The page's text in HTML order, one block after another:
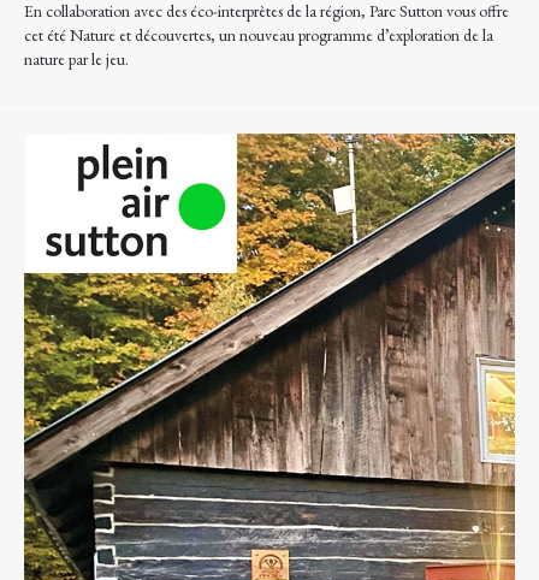
En collaboration avec des éco-interprètes de la région, Parc Sutton vous offre
cet été Nature et découvertes, un nouveau programme d’exploration de la
nature par le jeu.